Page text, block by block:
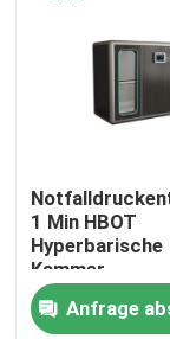
Produkte
Videos
1 Min HBOT
Hyperbarische
Kammer
Anfrage